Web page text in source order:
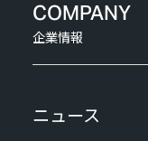
COMPANY
企業情報
ニュース